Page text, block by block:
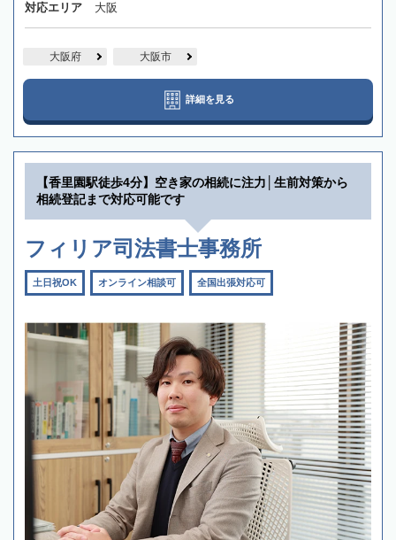
対応エリア 大阪
大阪府 大阪市
詳細を見る
【香里園駅徒歩4分】空き家の相続に注力│生前対策から
相続登記まで対応可能です
フィリア司法書士事務所
土日祝OK オンライン相談可 全国出張対応可